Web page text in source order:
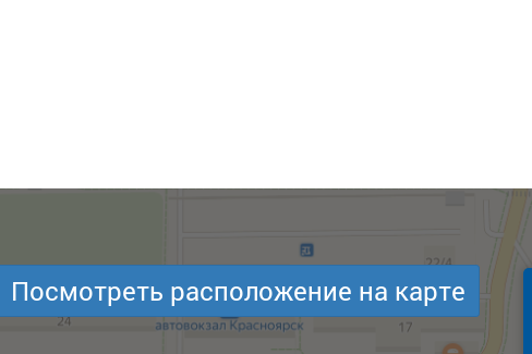
Посмотреть расположение на карте